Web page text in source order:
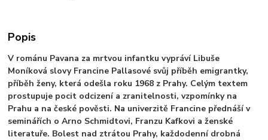
Popis
V románu Pavana za mrtvou infantku vypráví Libuše
Moníková slovy Francine Pallasové svůj příběh emigrantky,
příběh ženy, která odešla roku 1968 z Prahy. Celým textem
prostupuje pocit odcizení a zranitelnosti, vzpomínky na
Prahu a na české pověsti. Na univerzitě Francine přednáší v
seminářích o Arno Schmidtovi, Franzu Kafkovi a ženské
literatuře. Bolest nad ztrátou Prahy, každodenní drobná